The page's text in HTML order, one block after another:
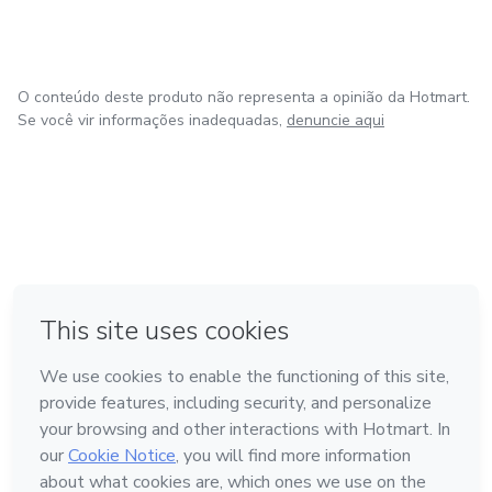
O conteúdo deste produto não representa a opinião da Hotmart.
Se você vir informações inadequadas, denuncie aqui
Feito com ❤ em Amsterdam
Conheça a Hotmart